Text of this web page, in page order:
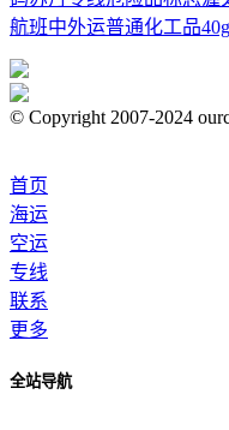
航班中外运普通化工品
© Copyright 2007-2024
首页
海运
空运
专线
联系
更多
全站导航